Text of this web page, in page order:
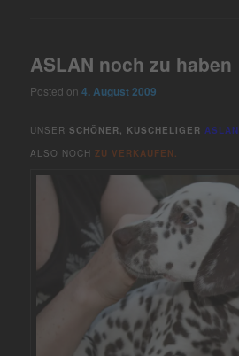
ASLAN noch zu haben
Posted on4. August 2009
UNSERSCHÖNER, KUSCHELIGER ASLAN
ALSO NOCH ZU VERKAUFEN.